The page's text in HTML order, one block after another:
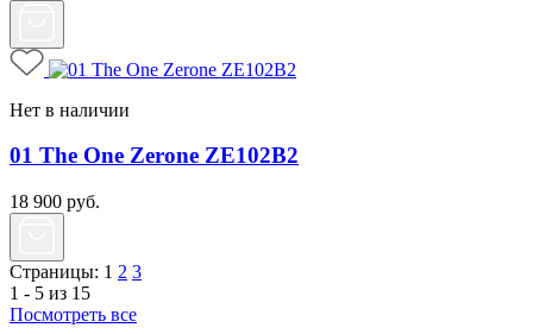
Нет в наличии
01 The One Zerone ZE102B2
18 900 руб.
Страницы: 1 2 3
1 - 5 из 15
Посмотреть все